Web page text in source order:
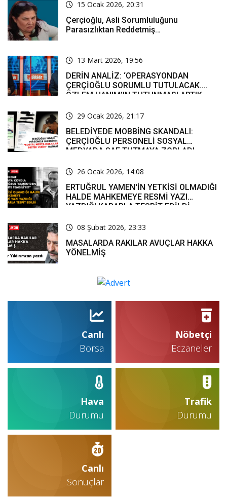
15 Ocak 2026, 20:31
Çerçioğlu, Asli Sorumluluğunu
Parasızlıktan Reddetmiş…
13 Mart 2026, 19:56
DERİN ANALİZ: ‘OPERASYONDAN
ÇERÇİOĞLU SORUMLU TUTULACAK.
ÖZLEM HANIM’IN TUTUNMASI ARTIK
29 Ocak 2026, 21:17
BELEDİYEDE MOBBİNG SKANDALI:
ÇERÇİOĞLU PERSONELİ SOSYAL
MEDYADA SAF TUTMAYA ZORLADI
26 Ocak 2026, 14:08
ERTUĞRUL YAMEN'İN YETKİSİ OLMADIĞI
HALDE MAHKEMEYE RESMİ YAZI
YAZDIĞI KARARLA TESPİT EDİLDİ
08 Şubat 2026, 23:33
MASALARDA RAKILAR AVUÇLAR HAKKA
YÖNELMİŞ
Canlı
Borsa
Nöbetçi
Eczaneler
Hava
Durumu
Trafik
Durumu
Canlı
Sonuçlar